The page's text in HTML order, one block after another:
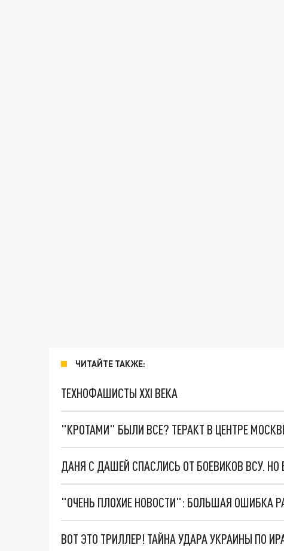
ЧИТАЙТЕ ТАКЖЕ:
ТЕХНОФАШИСТЫ XXI ВЕКА
"КРОТАМИ" БЫЛИ ВСЕ? ТЕРАКТ В ЦЕНТРЕ
ДАНЯ С ДАШЕЙ СПАСЛИСЬ ОТ БОЕВИКОВ ВСУ.
ВОТ ЭТО ТРИЛЛЕР! ТАЙНА УДАРА УКРАИНЫ ПО